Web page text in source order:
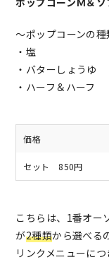
～ポップコーンの
・塩
・バターしょうゆ
・ハーフ＆ハーフ
価格
セット 850円
こちらは、1番オー
が2種類から選べる
リンクメニューにつ